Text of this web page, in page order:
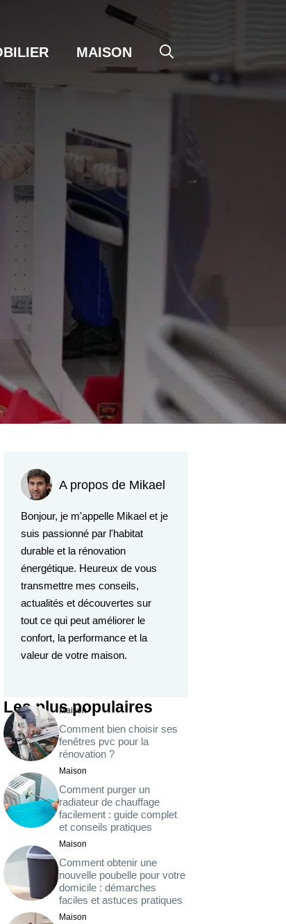
MAISON
A propos de Mikael
Bonjour, je m'appelle Mikael et je
suis passionné par l'habitat
durable et la rénovation
énergétique. Heureux de vous
transmettre mes conseils,
actualités et découvertes sur
tout ce qui peut améliorer le
confort, la performance et la
valeur de votre maison.
Les plus populaires
Maison
Comment bien choisir ses
fenêtres pvc pour la
rénovation ?
Maison
Comment purger un
radiateur de chauffage
facilement : guide complet
et conseils pratiques
Maison
Comment obtenir une
nouvelle poubelle pour votre
domicile : démarches
faciles et astuces pratiques
Maison